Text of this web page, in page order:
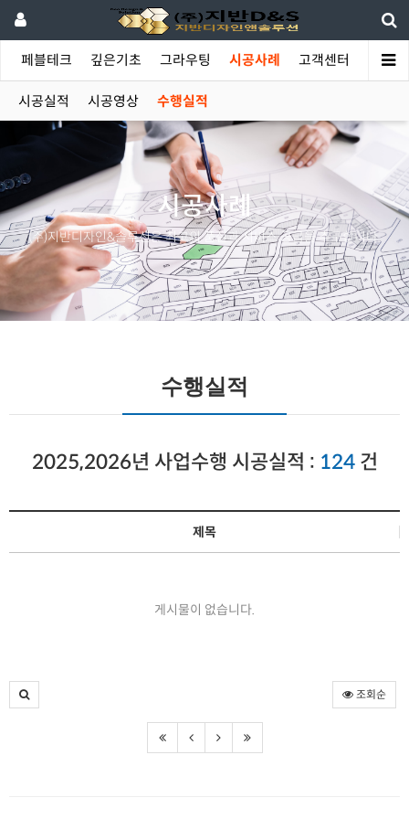
페블테크 깊은기초 그라우팅 시공사례 고객센터
시공실적 시공영상 수행실적
시공사례
(주)지반디자인&솔루션은 최고의 품질과 서비스 공급을 추구합니다.
수행실적
2025,2026년 사업수행 시공실적 : 124건
제목
게시물이 없습니다.
조회순